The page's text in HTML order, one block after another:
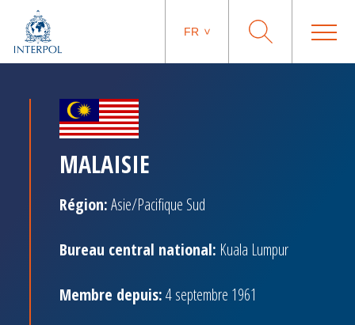
FR
MALAISIE
Région:Asie/Pacifique Sud
Bureau central national: Kuala Lumpur
Membre depuis:4 septembre 1961